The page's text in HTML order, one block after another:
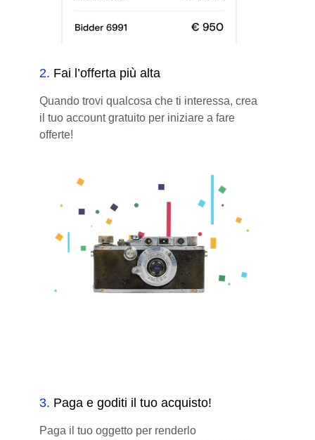
2. Fai l’offerta più alta
Quando trovi qualcosa che ti interessa, crea
il tuo account gratuito per iniziare a fare
offerte!
3. Paga e goditi il tuo acquisto!
Paga il tuo oggetto per renderlo